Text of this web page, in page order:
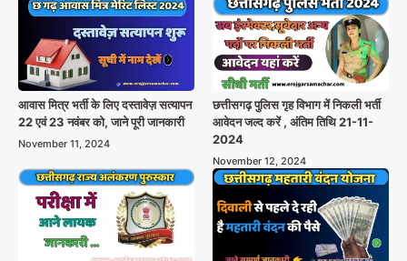
आवास मित्र भर्ती के लिए दस्तावेज़ सत्यापन
22 एवं 23 नवंबर को, जाने पूरी जानकारी
November 11, 2024
छत्तीसगढ़ पुलिस गृह विभाग में निकली भर्ती
आवेदन जल्द करें , अंतिम तिथि 21-11-
2024
November 12, 2024